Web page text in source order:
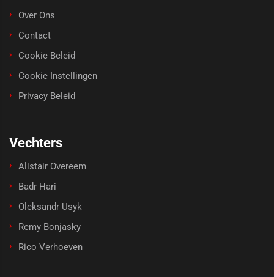
Over Ons
Contact
Cookie Beleid
Cookie Instellingen
Privacy Beleid
Vechters
Alistair Overeem
Badr Hari
Oleksandr Usyk
Remy Bonjasky
Rico Verhoeven